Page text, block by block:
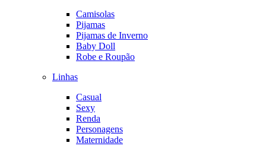
Camisolas
Pijamas
Pijamas de Inverno
Baby Doll
Robe e Roupão
Linhas
Casual
Sexy
Renda
Personagens
Maternidade